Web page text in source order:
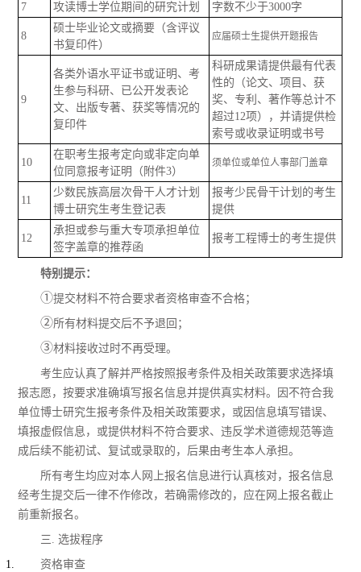
7 攻读博士学位期间的研究计划 字数不少于3000字
8
硕士毕业论文或摘要（含评议
书复印件）
应届硕士生提供开题报告
9
各类外语水平证书或证明、考
生参与科研、已公开发表论
文、出版专著、获奖等情况的
复印件
科研成果请提供最有代表
性的（论文、项目、获
奖、专利、著作等总计不
超过12项），并请提供检
索号或收录证明或书号
10
在职考生报考定向或非定向单
位同意报考证明（附件3）
须单位或单位人事部门盖章
11
少数民族高层次骨干人才计划
博士研究生考生登记表
报考少民骨干计划的考生
提供
12
承担或参与重大专项承担单位
签字盖章的推荐函
报考工程博士的考生提供
特别提示：
①提交材料不符合要求者资格审查不合格；
②所有材料提交后不予退回；
③材料接收过时不再受理。
考生应认真了解并严格按照报考条件及相关政策要求选择填
报志愿，按要求准确填写报名信息并提供真实材料。因不符合我
单位博士研究生报考条件及相关政策要求，或因信息填写错误、
填报虚假信息， 或提供材料不符合要求、违反学术道德规范等造
成后续不能初试、复试或录取的，后果由考生本人承担。
所有考生均应对本人网上报名信息进行认真核对，报名信息
经考生提交后一律不作修改，若确需修改的，应在网上报名截止
前重新报名。
三. 选拔程序
资格审查